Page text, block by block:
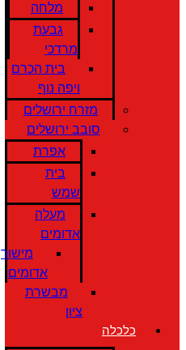
מלחה
גבעת
מרדכי
בית הכרם
ויפה נוף
מזרח ירושלים
סובב ירושלים
אפרת
בית
שמש
מעלה
אדומים
מישור
אדומים
מבשרת
ציון
כלכלה